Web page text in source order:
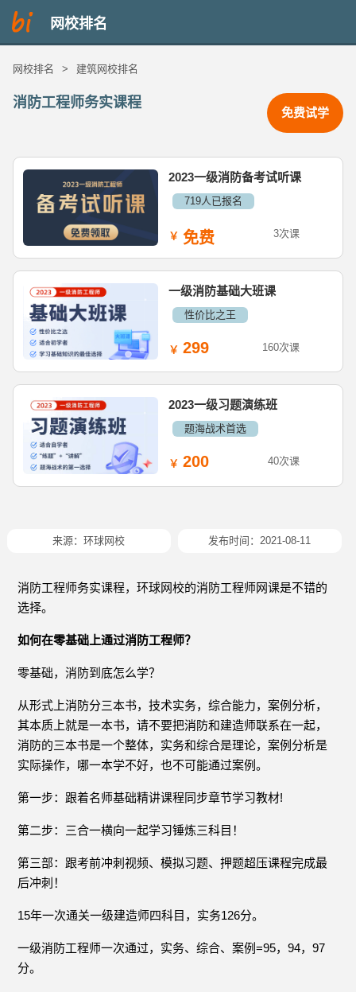
网校排名
网校排名 > 建筑网校排名
消防工程师务实课程
免费试学
2023一级消防备考试听课
719人已报名
免费 3次课
一级消防基础大班课
性价比之王
299 160次课
2023一级习题演练班
题海战术首选
200 40次课
来源：环球网校 发布时间：2021-08-11
消防工程师务实课程，环球网校的消防工程师网课是不错的
选择。
如何在零基础上通过消防工程师？
零基础，消防到底怎么学？
从形式上消防分三本书，技术实务，综合能力，案例分析，
其本质上就是一本书，请不要把消防和建造师联系在一起，
消防的三本书是一个整体，实务和综合是理论，案例分析是
实际操作，哪一本学不好，也不可能通过案例。
第一步：跟着名师基础精讲课程同步章节学习教材!
第二步：三合一横向一起学习锤炼三科目！
第三部：跟考前冲刺视频、模拟习题、押题超压课程完成最
后冲刺！
15年一次通关一级建造师四科目，实务126分。
一级消防工程师一次通过，实务、综合、案例=95，94，97
分。